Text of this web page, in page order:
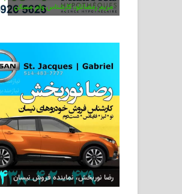
مریم رمضانلو، کارشناس وام مسکن
رضا نوربخش، نماینده فروش نیسان